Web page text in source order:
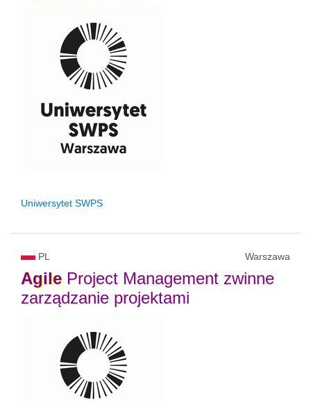
Uniwersytet SWPS
PL Warszawa
AgileProject Management zwinne
zarządzanie projektami